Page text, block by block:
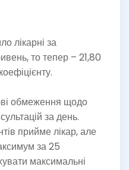
лікарні за
то тепер – 21,80
обмеження щодо
за день.
прийме лікар, але
за 25
максимальні